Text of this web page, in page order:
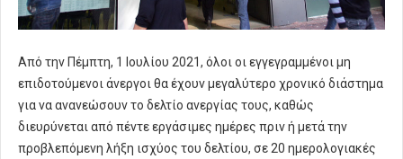
Από την Πέμπτη, 1 Ιουλίου 2021, όλοι οι εγγεγραμμένοι μη
επιδοτούμενοι άνεργοι θα έχουν μεγαλύτερο χρονικό διάστημα
για να ανανεώσουν το δελτίο ανεργίας τους, καθώς
διευρύνεται από πέντε εργάσιμες ημέρες πριν ή μετά την
προβλεπόμενη λήξη ισχύος του δελτίου, σε 20 ημερολογιακές